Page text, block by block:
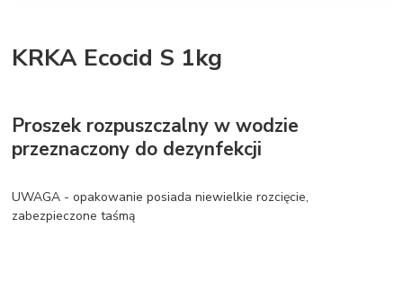
KRKA Ecocid S 1kg
Proszek rozpuszczalny w wodzie
przeznaczony do dezynfekcji
UWAGA - opakowanie posiada niewielkie rozcięcie,
zabezpieczone taśmą